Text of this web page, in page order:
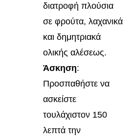
διατροφή πλούσια
σε φρούτα, λαχανικά
και δημητριακά
ολικής αλέσεως.
Άσκηση:
Προσπαθήστε να
ασκείστε
τουλάχιστον 150
λεπτά την